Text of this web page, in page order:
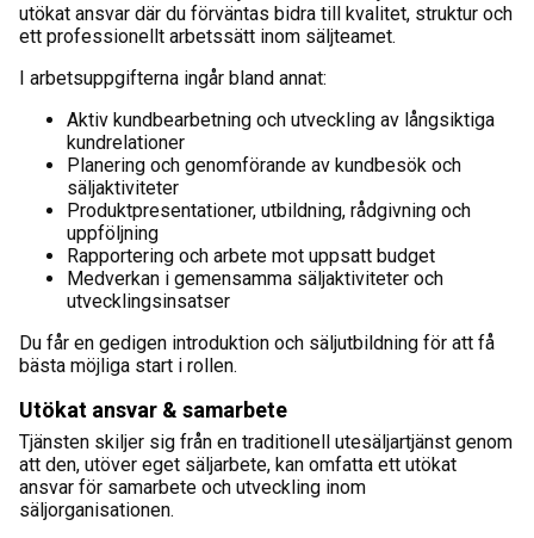
utökat ansvar där du förväntas bidra till kvalitet, struktur och
ett professionellt arbetssätt inom säljteamet.
I arbetsuppgifterna ingår bland annat:
Aktiv kundbearbetning och utveckling av långsiktiga
kundrelationer
Planering och genomförande av kundbesök och
säljaktiviteter
Produktpresentationer, utbildning, rådgivning och
uppföljning
Rapportering och arbete mot uppsatt budget
Medverkan i gemensamma säljaktiviteter och
utvecklingsinsatser
Du får en gedigen introduktion och säljutbildning för att få
bästa möjliga start i rollen.
Utökat ansvar & samarbete
Tjänsten skiljer sig från en traditionell utesäljartjänst genom
att den, utöver eget säljarbete, kan omfatta ett utökat
ansvar för samarbete och utveckling inom
säljorganisationen.